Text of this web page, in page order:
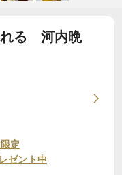
る 河内晩
定
ゼント中